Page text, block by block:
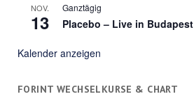
NOV.
13
Ganztägig
Placebo – Live in Budapest
Kalender anzeigen
FORINT WECHSELKURSE & CHART